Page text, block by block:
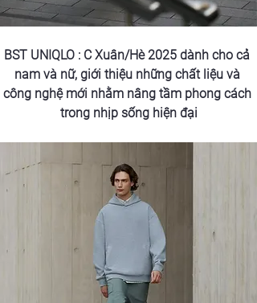
BST UNIQLO : C Xuân/Hè 2025 dành cho cả
nam và nữ, giới thiệu những chất liệu và
công nghệ mới nhằm nâng tầm phong cách
trong nhịp sống hiện đại